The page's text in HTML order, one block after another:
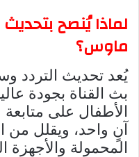
لماذا يُنصح
ماوس؟
يُعد تحديث التردد
بث القناة بجودة
الأطفال على
آنٍ واحد، ويقلل من
المحمولة والأجهزة